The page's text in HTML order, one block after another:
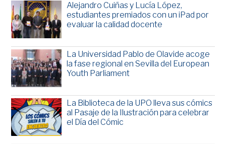
Alejandro Cuiñas y Lucía López,
estudiantes premiados con un iPad por
evaluar la calidad docente
La Universidad Pablo de Olavide acoge
la fase regional en Sevilla del European
Youth Parliament
La Biblioteca de la UPO lleva sus cómics
al Pasaje de la Ilustración para celebrar
el Día del Cómic